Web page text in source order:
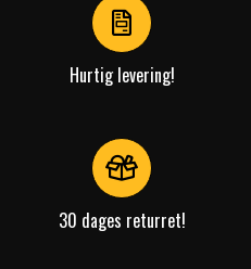
Hurtig levering!
30 dages returret!